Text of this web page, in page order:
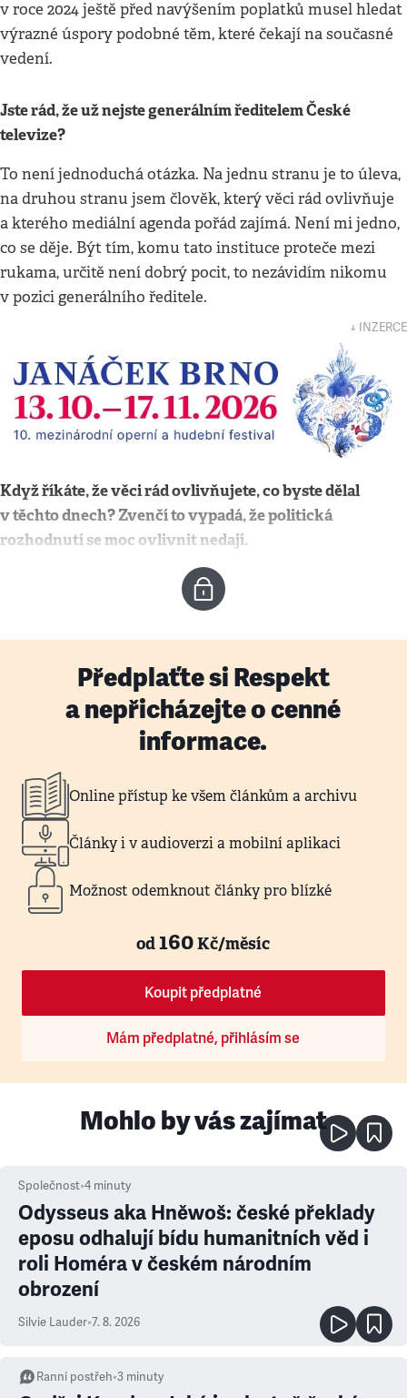
v roce 2024 ještě před navýšením poplatků musel hledat
výrazné úspory podobné těm, které čekají na současné
vedení.
Jste rád, že už nejste generálním ředitelem České
televize?
To není jednoduchá otázka. Na jednu stranu je to úleva,
na druhou stranu jsem člověk, který věci rád ovlivňuje
a kterého mediální agenda pořád zajímá. Není mi jedno,
co se děje. Být tím, komu tato instituce proteče mezi
rukama, určitě není dobrý pocit, to nezávidím nikomu
v pozici generálního ředitele.
↓ INZERCE
Když říkáte, že věci rád ovlivňujete, co byste dělal
v těchto dnech? Zvenčí to vypadá, že politická
rozhodnutí se moc ovlivnit nedají.
Předplaťte si Respekt
a nepřicházejte o cenné
informace.
Online přístup ke všem článkům a archivu
Články i v audioverzi a mobilní aplikaci
Možnost odemknout články pro blízké
od160Kč/měsíc
Koupit předplatné
Mám předplatné, přihlásím se
Mohlo by vás zajímat
Společnost•4 minuty
Odysseus aka Hněwoš: české překlady
eposu odhalují bídu humanitních věd i
roli Homéra v českém národním
obrození
Silvie Lauder•7. 8. 2026
Ranní postřeh•3 minuty